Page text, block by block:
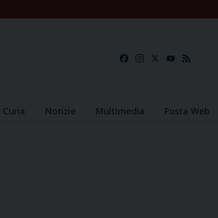
FacebookInstagramYouTube
Curia Notizie Multimedia Posta Web